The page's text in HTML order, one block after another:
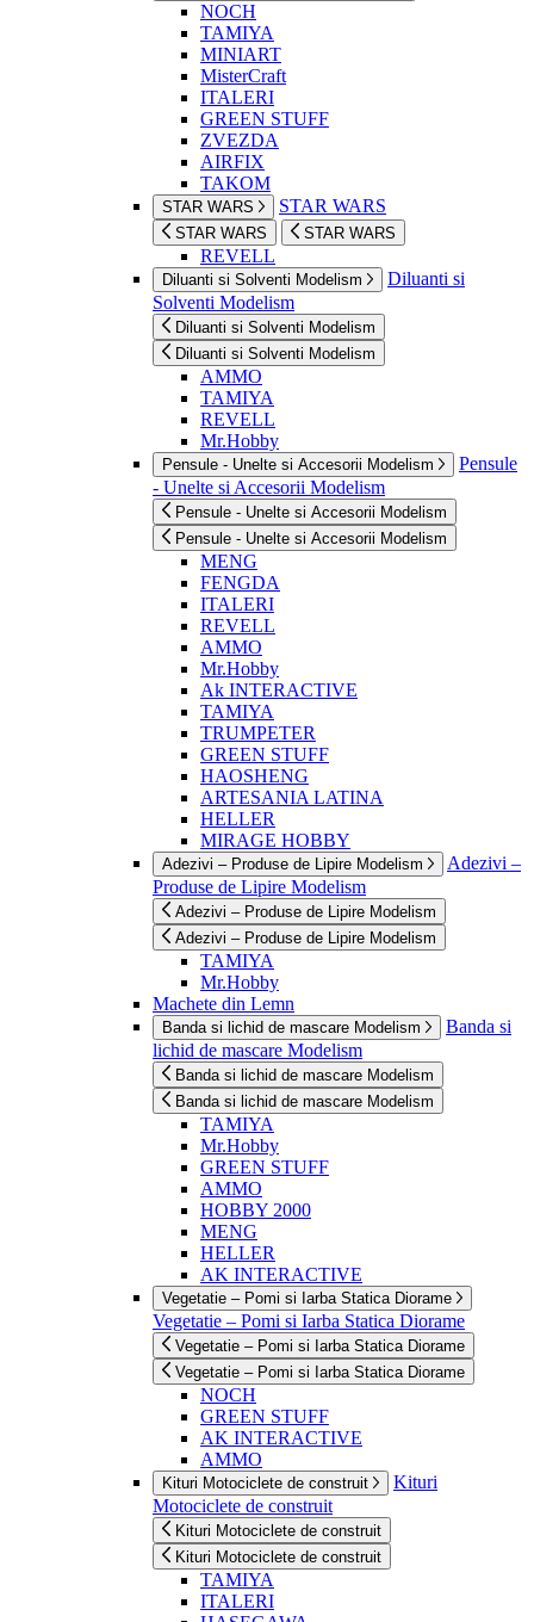
NOCH
TAMIYA
MINIART
MisterCraft
ITALERI
GREEN STUFF
ZVEZDA
AIRFIX
TAKOM
STAR WARS STAR WARS
STAR WARS STAR WARS
REVELL
Diluanti si Solventi Modelism
Diluanti si
Solventi Modelism
Diluanti si Solventi Modelism
Diluanti si Solventi Modelism
AMMO
TAMIYA
REVELL
Mr.Hobby
Pensule - Unelte si Accesorii Modelism
Pensule
- Unelte si Accesorii Modelism
Pensule - Unelte si Accesorii Modelism
Pensule - Unelte si Accesorii Modelism
MENG
FENGDA
ITALERI
REVELL
AMMO
Mr.Hobby
Ak INTERACTIVE
TAMIYA
TRUMPETER
GREEN STUFF
HAOSHENG
ARTESANIA LATINA
HELLER
MIRAGE HOBBY
Adezivi – Produse de Lipire Modelism
Adezivi –
Produse de Lipire Modelism
Adezivi – Produse de Lipire Modelism
Adezivi – Produse de Lipire Modelism
TAMIYA
Mr.Hobby
Machete din Lemn
Banda si lichid de mascare Modelism
Banda si
lichid de mascare Modelism
Banda si lichid de mascare Modelism
Banda si lichid de mascare Modelism
TAMIYA
Mr.Hobby
GREEN STUFF
AMMO
HOBBY 2000
MENG
HELLER
AK INTERACTIVE
Vegetatie – Pomi si Iarba Statica Diorame
Vegetatie – Pomi si Iarba Statica Diorame
Vegetatie – Pomi si Iarba Statica Diorame
Vegetatie – Pomi si Iarba Statica Diorame
NOCH
GREEN STUFF
AK INTERACTIVE
AMMO
Kituri Motociclete de construit
Kituri
Motociclete de construit
Kituri Motociclete de construit
Kituri Motociclete de construit
TAMIYA
ITALERI